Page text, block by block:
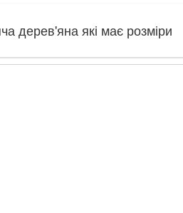
дерев'яна які має розміри